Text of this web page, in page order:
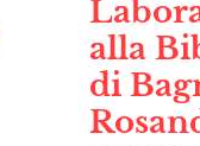
alla
di